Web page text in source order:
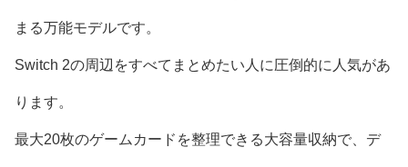
まる万能モデルです。
Switch 2の周辺をすべてまとめたい人に圧倒的に人気があ
ります。
最大20枚のゲームカードを整理できる大容量収納で、デ